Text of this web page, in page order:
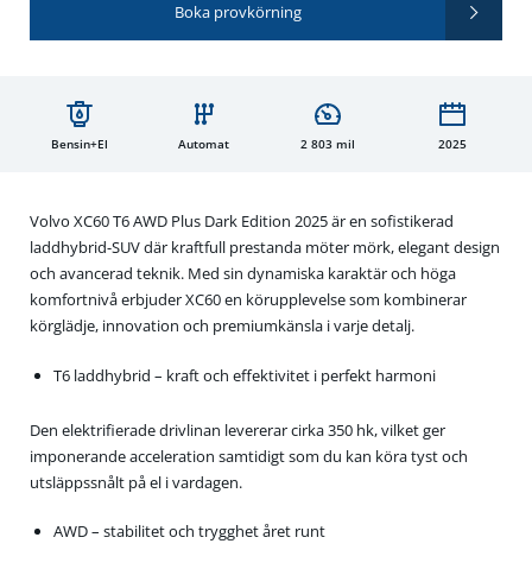
Boka provkörning
Bensin+El Automat 2 803 mil 2025
Volvo XC60 T6 AWD Plus Dark Edition 2025 är en sofistikerad
laddhybrid-SUV där kraftfull prestanda möter mörk, elegant design
och avancerad teknik. Med sin dynamiska karaktär och höga
komfortnivå erbjuder XC60 en körupplevelse som kombinerar
körglädje, innovation och premiumkänsla i varje detalj.
T6 laddhybrid – kraft och effektivitet i perfekt harmoni
Den elektrifierade drivlinan levererar cirka 350 hk, vilket ger
imponerande acceleration samtidigt som du kan köra tyst och
utsläppssnålt på el i vardagen.
AWD – stabilitet och trygghet året runt